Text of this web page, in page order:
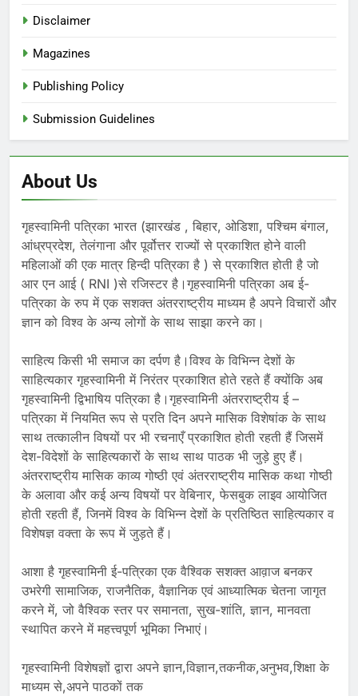
Disclaimer
Magazines
Publishing Policy
Submission Guidelines
About Us
गृहस्वामिनी पत्रिका भारत (झारखंड , बिहार, ओडिशा, पश्चिम बंगाल,
आंध्रप्रदेश, तेलंगाना और पूर्वोत्तर राज्यों से प्रकाशित होने वाली
महिलाओं की एक मात्र हिन्दी पत्रिका है ) से प्रकाशित होती है जो
आर एन आई ( RNI )से रजिस्टर है।गृहस्वामिनी पत्रिका अब ई-
पत्रिका के रुप में एक सशक्त अंतरराष्ट्रीय माध्यम है अपने विचारों और
ज्ञान को विश्व के अन्य लोगों के साथ साझा करने का।
साहित्य किसी भी समाज का दर्पण है।विश्व के विभिन्न देशों के
साहित्यकार गृहस्वामिनी में निरंतर प्रकाशित होते रहते हैं क्योंकि अब
गृहस्वामिनी द्विभाषिय पत्रिका है।गृहस्वामिनी अंतरराष्ट्रीय ई –
पत्रिका में नियमित रूप से प्रति दिन अपने मासिक विशेषांक के साथ
साथ तत्कालीन विषयों पर भी रचनाएँ प्रकाशित होती रहती हैं जिसमें
देश-विदेशों के साहित्यकारों के साथ साथ पाठक भी जुड़े हुए हैं।
अंतरराष्ट्रीय मासिक काव्य गोष्ठी एवं अंतरराष्ट्रीय मासिक कथा गोष्ठी
के अलावा और कई अन्य विषयों पर वेबिनार, फेसबुक लाइव आयोजित
होती रहती हैं, जिनमें विश्व के विभिन्न देशों के प्रतिष्ठित साहित्यकार व
विशेषज्ञ वक्ता के रूप में जुड़ते हैं।
आशा है गृहस्वामिनी ई-पत्रिका एक वैश्विक सशक्त आव़ाज बनकर
उभरेगी सामाजिक, राजनैतिक, वैज्ञानिक एवं आध्यात्मिक चेतना जागृत
करने में, जो वैश्विक स्तर पर समानता, सुख-शांति, ज्ञान, मानवता
स्थापित करने में महत्त्वपूर्ण भूमिका निभाएं।
गृहस्वामिनी विशेषज्ञों द्वारा अपने ज्ञान,विज्ञान,तकनीक,अनुभव,शिक्षा के
माध्यम से,अपने पाठकों तक